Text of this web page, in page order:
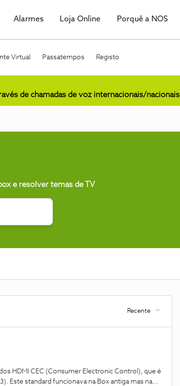
Alarmes Loja Online Porquê a NOS
Virtual Passatempos Registo
de chamadas de voz internacionais/nacionais
e resolver temas de TV
Recente
HDMI CEC (Consumer Electronic Control), que é
Este standard funcionava na Box antiga mas na